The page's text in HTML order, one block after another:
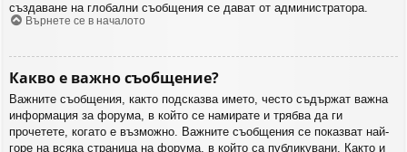
създаване на глобални съобщения се дават от администратора.
Върнете се в началото
Какво е важно съобщение?
Важните съобщения, както подсказва името, често съдържат важна
информация за форума, в който се намирате и трябва да ги
прочетете, когато е възможно. Важните съобщения се показват най-
горе на всяка страница на форума, в който са публикувани. Както и